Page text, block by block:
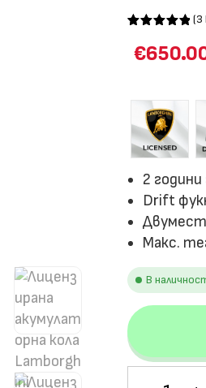
5.00от 5,
базирано
оценки
(3
2 години
Drift
Макс.
В